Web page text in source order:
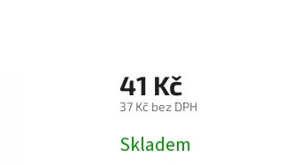
41 Kč
37 Kč bez DPH
cena:
Skladem